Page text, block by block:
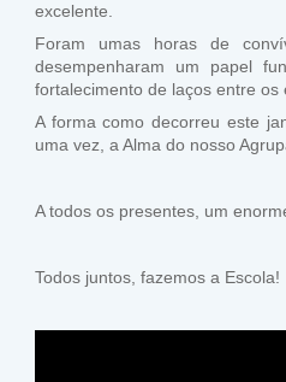
excelente.
Foram umas horas de
desempenharam um papel
fortalecimento de laços entre os
A forma como decorreu este
uma vez, a Alma do nosso
A todos os presentes, um
Todos juntos, fazemos a Escola!